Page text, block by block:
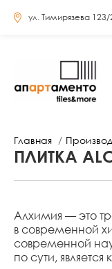
ул. Тимирязева
Главная
ПЛИТКА
Алхимия — это
в современной
современной
по сути,